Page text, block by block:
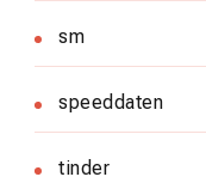
sm
speeddaten
tinder